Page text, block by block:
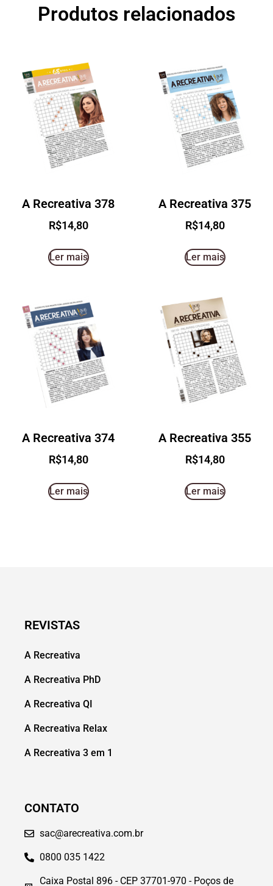
Produtos relacionados
A Recreativa 378
R$14,80
Ler mais
A Recreativa 375
R$14,80
Ler mais
A Recreativa 374
R$14,80
Ler mais
A Recreativa 355
R$14,80
Ler mais
REVISTAS
A Recreativa
A Recreativa PhD
A Recreativa QI
A Recreativa Relax
A Recreativa 3 em 1
CONTATO
sac@arecreativa.com.br
0800 035 1422
Caixa Postal 896 - CEP 37701-970 - Poços de